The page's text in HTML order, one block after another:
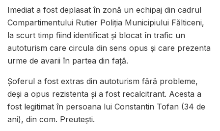
Imediat a fost deplasat în zonă un echipaj din cadrul
Compartimentului Rutier Poliția Municipiului Fălticeni,
la scurt timp fiind identificat și blocat în trafic un
autoturism care circula din sens opus și care prezenta
urme de avarii în partea din față.
Șoferul a fost extras din autoturism fără probleme,
deși a opus rezistenta și a fost recalcitrant. Acesta a
fost legitimat în persoana lui Constantin Tofan (34 de
ani), din com. Preutești.